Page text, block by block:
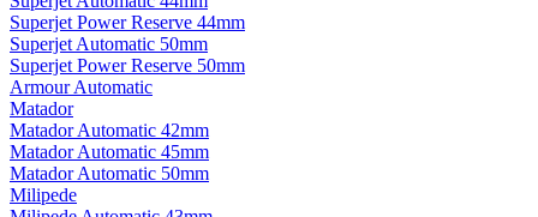
Superjet Power Reserve 44mm
Superjet Automatic 50mm
Superjet Power Reserve 50mm
Armour Automatic
Matador
Matador Automatic 42mm
Matador Automatic 45mm
Matador Automatic 50mm
Milipede